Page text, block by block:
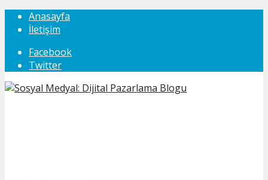
Anasayfa
İletişim
Facebook
Twitter